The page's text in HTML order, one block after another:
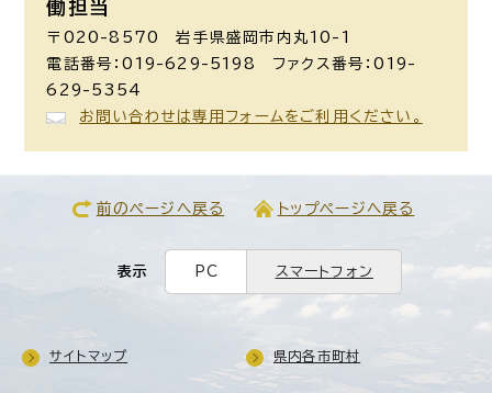
働担当
〒020-8570 岩手県盛岡市内丸10-1
電話番号：019-629-5198 ファクス番号：019-
629-5354
お問い合わせは専用フォームをご利用ください。
前のページへ戻る トップページへ戻る
表示 PC スマートフォン
サイトマップ 県内各市町村